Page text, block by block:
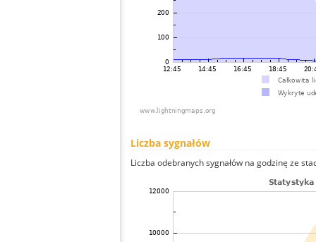
Liczba sygnałów
Liczba odebranych sygnałów na godzinę ze